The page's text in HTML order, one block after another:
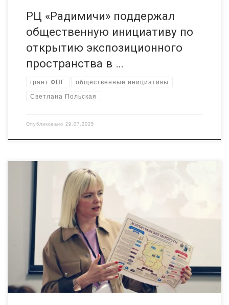
РЦ «Радимичи» поддержал
общественную инициативу по
открытию экспозиционного
пространства в …
грант ФПГ общественные инициативы
Светлана Польская
Опубликовано 29.07.2025
РЦ «Радимичи» организовал ряд встреч с лидерами брянских
НКО и лидерами проектов для гостей из Тула в рамках
взаимных стажировок внутри проекта «Ресурсный центр
«Радимичи» — системное сотрудничество для устойчивого
развития институтов гражданского общества» при поддержке
Фонда президентских грантов. Ирина Струменская (АНО
«Визард») — известный брянский общественник, давний
партнер РЦ […]